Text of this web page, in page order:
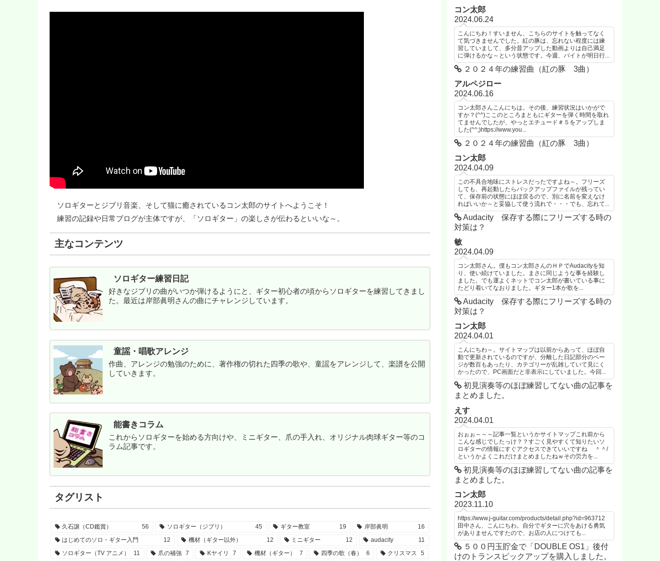
ソロギターとジブリ音楽、そして猫に癒されているコン太郎のサイトへようこそ！
練習の記録や日常ブログが主体ですが、「ソロギター」の楽しさが伝わるといいな～。
主なコンテンツ
ソロギター練習日記
好きなジブリの曲がいつか弾けるようにと、ギター初心者の頃からソロギターを練習してきまし
た。最近は岸部眞明さんの曲にチャレンジしています。
童謡・唱歌アレンジ
作曲、アレンジの勉強のために、著作権の切れた四季の歌や、童謡をアレンジして、楽譜を公開
していきます。
能書きコラム
これからソロギターを始める方向けや、ミニギター、爪の手入れ、オリジナル肉球ギター等のコ
ラム記事です。
タグリスト
久石譲（CD鑑賞） 56 ソロギター（ジブリ） 45 ギター教室 19 岸部眞明
16
はじめてのソロ・ギター入門
12 機材（ギター以外） 12 ミニギター 12 audacity
11
ソロギター（TV アニメ）
11 爪の補強 7 Kヤイリ 7 機材（ギター） 7 四季の歌（春） 6 クリスマス
5
コン太郎
2024.06.24
こんにちわ！すいません、こちらのサイトを触ってなく
て気づきませんでした。紅の豚は、忘れない程度には練
習していまして、多分昔アップした動画よりは自己満足
に弾けるかな～という状態です。今週、バイトが明日行...
２０２４年の練習曲（紅の豚 3曲）
アルペジロー
2024.06.16
コン太郎さんこんにちは。その後、練習状況はいかがで
すか？(^^)ここのところまともにギターを弾く時間を取れ
てませんでしたが、やっとエチュード＃５をアップしま
した(^^;)https://www.you...
２０２４年の練習曲（紅の豚 3曲）
コン太郎
2024.04.09
この不具合地味にストレスだったですよね～。フリーズ
しても、再起動したらバックアップファイルが残ってい
て、保存前の状態にほぼ戻るので、別に名前を変えなけ
ればいいか～と妥協して使う流れで・・・でも、忘れて...
Audacity 保存する際にフリーズする時の
対策は？
敏
2024.04.09
コン太郎さん。僕もコン太郎さんのＨＰでAudacityを知
り、使い続けていました。まさに同じような事を経験し
ました。でも運よくネットでコン太郎が書いている事に
たどり着いてなおりました。ギター1本か歌を...
Audacity 保存する際にフリーズする時の
対策は？
コン太郎
2024.04.01
こんにちわ～。サイトマップは以前からあって、ほぼ自
動で更新されているのですが、分離した日記部分のペー
ジが数百もあったり、カテゴリーが乱雑していて見にく
かったので、PC画面だと非表示にしていました。今回...
初見演奏等のほぼ練習してない曲の記事を
まとめました。
えす
2024.04.01
おぉぉ～～～記事一覧というかサイトマップこれ前から
こんな感じでしたっけ？？すごく見やすくて知りたいソ
ロギターの情報にすぐアクセスできていいですね ＾＾/
というかよくこれだけまとめましたねｗその労力を...
初見演奏等のほぼ練習してない曲の記事を
まとめました。
コン太郎
2023.11.10
https://www.j-guitar.com/products/detail.php?id=963712
田中さん、こんにちわ。自分でギターに穴をあける勇気
がありませんですたので、お店の人につけても...
５００円玉貯金で「DOUBLE OS1」後付
けのトランスピックアップを購入しました。